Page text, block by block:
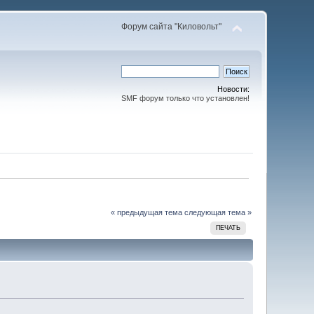
Форум сайта "Киловольт"
Новости:
SMF форум только что установлен!
« предыдущая тема следующая тема »
ПЕЧАТЬ